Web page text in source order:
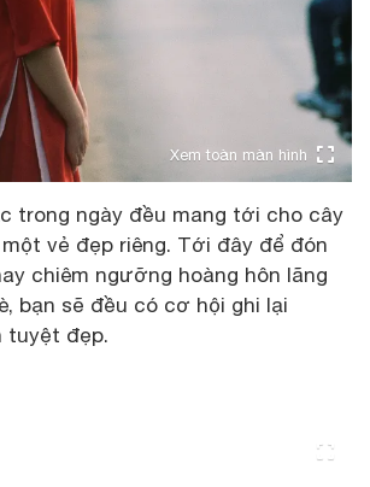
Xem toàn màn hình
trong ngày đều mang tới cho cây
vẻ đẹp riêng. Tới đây để đón
chiêm ngưỡng hoàng hôn lãng
bạn sẽ đều có cơ hội ghi lại
tuyệt đẹp.